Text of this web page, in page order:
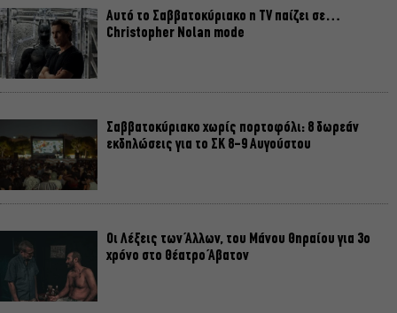
Αυτό το Σαββατοκύριακο η TV παίζει σε…
Christopher Nolan mode
Σαββατοκύριακο χωρίς πορτοφόλι: 8 δωρεάν
εκδηλώσεις για το ΣΚ 8-9 Αυγούστου
Οι Λέξεις των Άλλων, του Μάνου Θηραίου για 3ο
χρόνο στο Θέατρο Άβατον